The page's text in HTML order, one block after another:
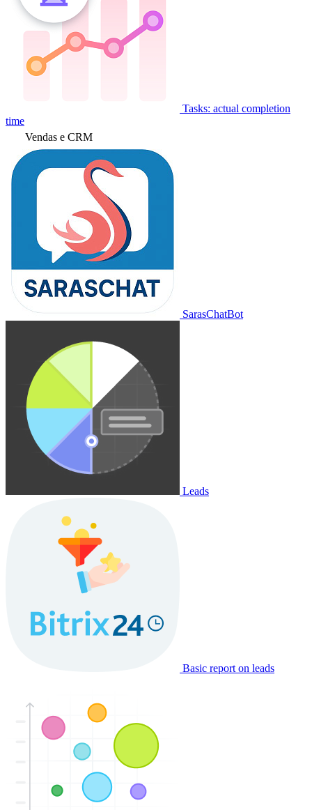
Tasks: actual completion
time
Vendas e CRM
SarasChatBot
Leads
Basic report on leads